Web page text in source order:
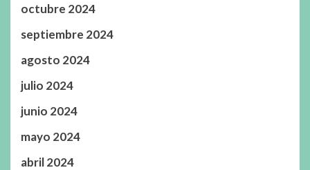
octubre 2024
septiembre 2024
agosto 2024
julio 2024
junio 2024
mayo 2024
abril 2024